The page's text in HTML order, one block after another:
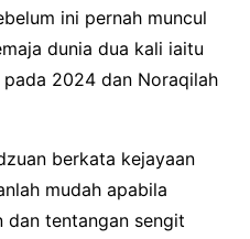
ini pernah muncul
dunia dua kali iaitu
2024 dan Noraqilah
berkata kejayaan
mudah apabila
dan tentangan sengit